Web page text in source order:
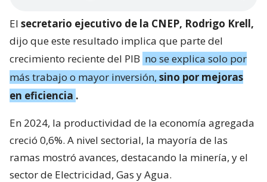
El secretario ejecutivo de la CNEP, Rodrigo Krell,
dijo que este resultado implica que parte del
crecimiento reciente del PIB no se explica solo por
más trabajo o mayor inversión, sino por mejoras
en eficiencia .
En 2024, la productividad de la economía agregada
creció 0,6%. A nivel sectorial, la mayoría de las
ramas mostró avances, destacando la minería, y el
sector de Electricidad, Gas y Agua.